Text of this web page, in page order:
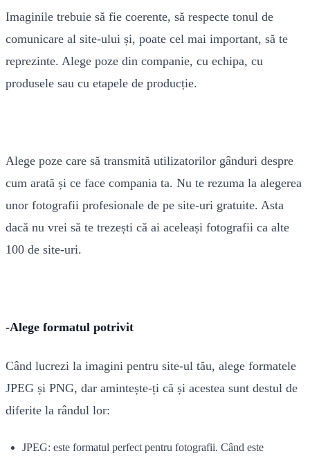
Imaginile trebuie să fie coerente, să respecte tonul de
comunicare al site-ului și, poate cel mai important, să te
reprezinte. Alege poze din companie, cu echipa, cu
produsele sau cu etapele de producție.
Alege poze care să transmită utilizatorilor gânduri despre
cum arată și ce face compania ta. Nu te rezuma la alegerea
unor fotografii profesionale de pe site-uri gratuite. Asta
dacă nu vrei să te trezești că ai aceleași fotografii ca alte
100 de site-uri.
-Alege formatul potrivit
Când lucrezi la imagini pentru site-ul tău, alege formatele
JPEG și PNG, dar amintește-ți că și acestea sunt destul de
diferite la rândul lor:
JPEG: este formatul perfect pentru fotografii. Când este